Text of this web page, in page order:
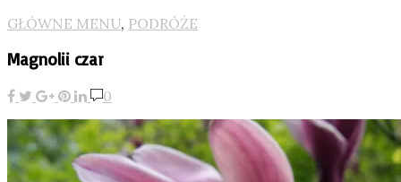
GŁÓWNE MENU, PODRÓŻE
Magnolii czar
0